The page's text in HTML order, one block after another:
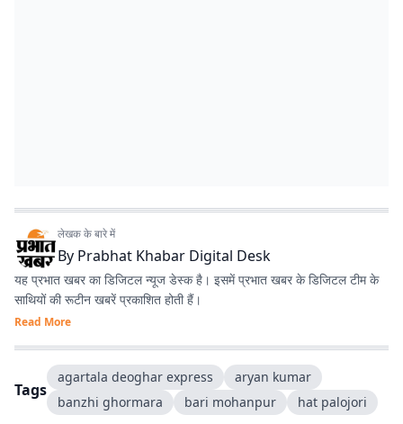
लेखक के बारे में
By Prabhat Khabar Digital Desk
यह प्रभात खबर का डिजिटल न्यूज डेस्क है। इसमें प्रभात खबर के डिजिटल टीम के
साथियों की रूटीन खबरें प्रकाशित होती हैं।
Read More
Tags
agartala deoghar express
aryan kumar
banzhi ghormara
bari mohanpur hat palojori